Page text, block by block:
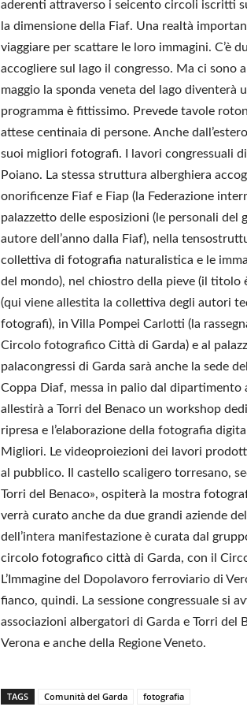
aderenti attraverso i seicento circoli iscritti
la dimensione della Fiaf. Una realtà
viaggiare per scattare le loro immagini. C’è
accogliere sul lago il congresso. Ma ci sono
maggio la sponda veneta del lago diventerà
programma è fittissimo. Prevede tavole
attese centinaia di persone. Anche
suoi migliori fotografi. I lavori congressuali
Poiano. La stessa struttura alberghiera
onorificenze Fiaf e Fiap (la Federazione
palazzetto delle esposizioni (le personali
autore dell’anno dalla Fiaf), nella
collettiva di fotografia naturalistica e le
del mondo), nel chiostro della pieve (il titolo
(qui viene allestita la collettiva degli autori
fotografi), in Villa Pompei Carlotti (la
Circolo fotografico Città di Garda) e al
palacongressi di Garda sarà anche la sede
Coppa Diaf, messa in palio dal
allestirà a Torri del Benaco un workshop
ripresa e l’elaborazione della fotografia
Migliori. Le videoproiezioni dei lavori
al pubblico. Il castello scaligero torresano,
Torri del Benaco», ospiterà la mostra
verrà curato anche da due grandi aziende
dell’intera manifestazione è curata dal
circolo fotografico città di Garda, con il
L’Immagine del Dopolavoro ferroviario di
fianco, quindi. La sessione congressuale si
associazioni albergatori di Garda e Torri del
Verona e anche della Regione Veneto.
TAGS Comunità del Garda fotografia